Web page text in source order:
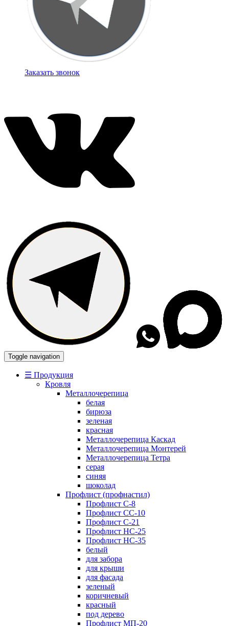
Заказать звонок
Toggle navigation
☰ Продукция
Кровля
Металлочерепица
белая
бирюза
зеленая
красная
Металлочерепица Каскад
Металлочерепица Монтерей
Металлочерепица Тетра
серая
синяя
шоколад
Профлист (профнастил)
Профлист С-8
Профлист СС-10
Профлист C-21
Профлист НС-25
Профлист НС-35
белый
для забора
для крыши
для фасада
зеленый
коричневый
красный
под дерево
Профлист МП-20